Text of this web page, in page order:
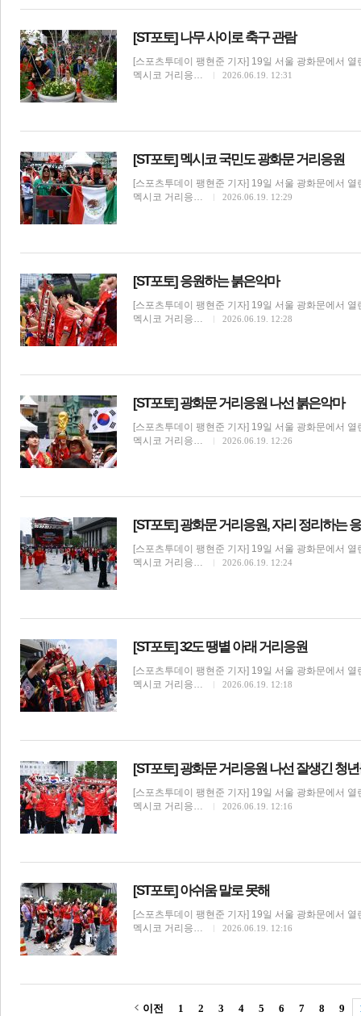
[ST포토] 나무 사이로 축구 관람
[스포츠투데이 팽현준 기자] 19일 서울 광화문에서
멕시코 거리응…
2026.06.19. 12:31
[ST포토] 멕시코 국민도 광화문 거리응원
[스포츠투데이 팽현준 기자] 19일 서울 광화문에서
멕시코 거리응…
2026.06.19. 12:29
[ST포토] 응원하는 붉은악마
[스포츠투데이 팽현준 기자] 19일 서울 광화문에서
멕시코 거리응…
2026.06.19. 12:28
[ST포토] 광화문 거리응원 나선 붉은악마
[스포츠투데이 팽현준 기자] 19일 서울 광화문에서
멕시코 거리응…
2026.06.19. 12:26
[ST포토] 광화문 거리응원, 자리 정리하는
[스포츠투데이 팽현준 기자] 19일 서울 광화문에서
멕시코 거리응…
2026.06.19. 12:24
[ST포토] 32도 땡볕 아래 거리응원
[스포츠투데이 팽현준 기자] 19일 서울 광화문에서
멕시코 거리응…
2026.06.19. 12:18
[ST포토] 광화문 거리응원 나선 잘생긴 청
[스포츠투데이 팽현준 기자] 19일 서울 광화문에서
멕시코 거리응…
2026.06.19. 12:16
[ST포토] 아쉬움 말로 못해
[스포츠투데이 팽현준 기자] 19일 서울 광화문에서
멕시코 거리응…
2026.06.19. 12:16
이전 1 2 3 4 5 6 7 8 9